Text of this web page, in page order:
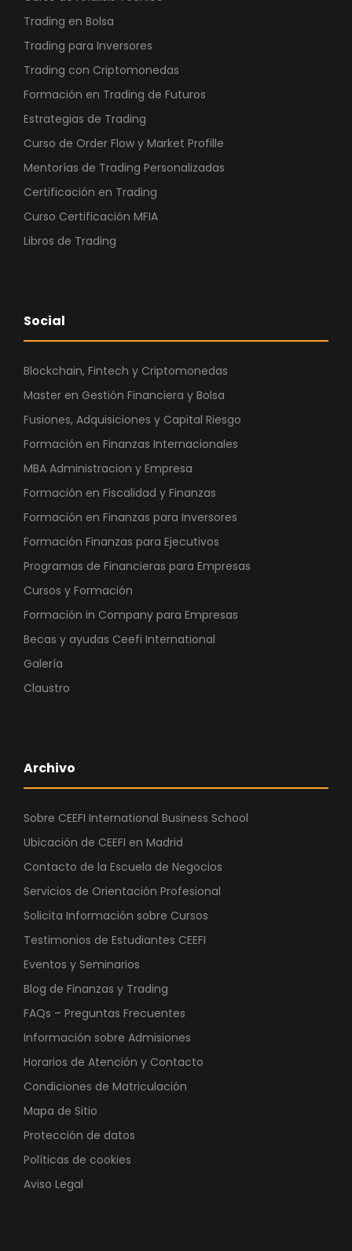
Trading en Bolsa
Trading para Inversores
Trading con Criptomonedas
Formación en Trading de Futuros
Estrategias de Trading
Curso de Order Flow y Market Profille
Mentorías de Trading Personalizadas
Certificación en Trading
Curso Certificación MFIA
Libros de Trading
Social
Blockchain, Fintech y Criptomonedas
Master en Gestión Financiera y Bolsa
Fusiones, Adquisiciones y Capital Riesgo
Formación en Finanzas Internacionales
MBA Administracion y Empresa
Formación en Fiscalidad y Finanzas
Formación en Finanzas para Inversores
Formación Finanzas para Ejecutivos
Programas de Financieras para Empresas
Cursos y Formación
Formación in Company para Empresas
Becas y ayudas Ceefi International
Galería
Claustro
Archivo
Sobre CEEFI International Business School
Ubicación de CEEFI en Madrid
Contacto de la Escuela de Negocios
Servicios de Orientación Profesional
Solicita Información sobre Cursos
Testimonios de Estudiantes CEEFI
Eventos y Seminarios
Blog de Finanzas y Trading
FAQs – Preguntas Frecuentes
Información sobre Admisiones
Horarios de Atención y Contacto
Condiciones de Matriculación
Mapa de Sitio
Protección de datos
Políticas de cookies
Aviso Legal